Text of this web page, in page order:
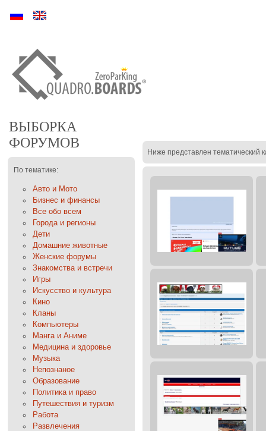
Ру En
ВЫБОРКА
ФОРУМОВ
По тематике:
Авто и Мото
Бизнес и финансы
Все обо всем
Города и регионы
Дети
Домашние животные
Женские форумы
Знакомства и встречи
Игры
Искусство и культура
Кино
Кланы
Компьютеры
Манга и Аниме
Медицина и здоровье
Музыка
Непознаное
Образование
Политика и право
Путешествия и туризм
Работа
Развлечения
Ниже представлен тематический